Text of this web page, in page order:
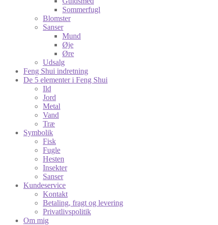
Sommerfugl
Blomster
Sanser
Mund
Øje
Øre
Udsalg
Feng Shui indretning
De 5 elementer i Feng Shui
Ild
Jord
Metal
Vand
Træ
Symbolik
Fisk
Fugle
Hesten
Insekter
Sanser
Kundeservice
Kontakt
Betaling, fragt og levering
Privatlivspolitik
Om mig